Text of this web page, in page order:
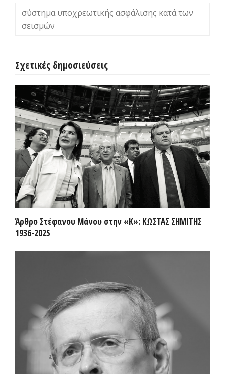
σύστημα υποχρεωτικής ασφάλισης κατά των
σεισμών
Σχετικές δημοσιεύσεις
Άρθρο Στέφανου Μάνου στην «Κ»: ΚΩΣΤΑΣ ΣΗΜΙΤΗΣ
1936-2025